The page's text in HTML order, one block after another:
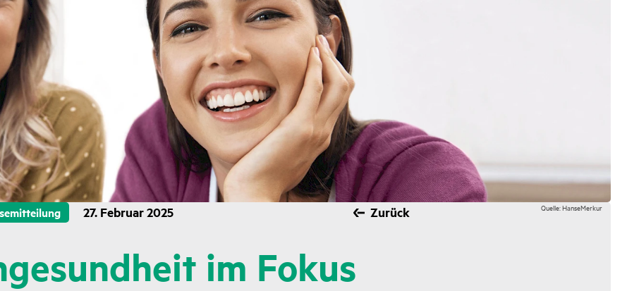
Quelle: HanseMerkur
27. Februar 2025 Zurück
im Fokus